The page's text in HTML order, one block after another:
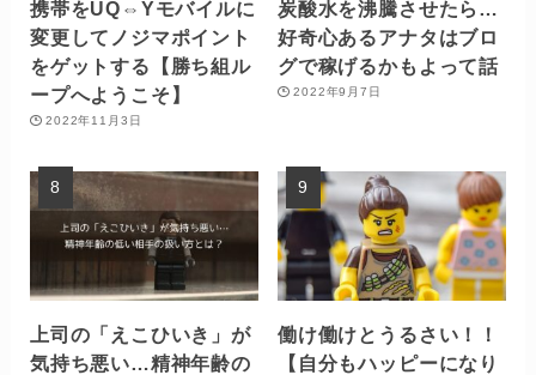
携帯をUQ⇔Yモバイルに
変更してノジマポイント
をゲットする【勝ち組ル
ープへようこそ】
2022年11月3日
炭酸水を沸騰させたら…
好奇心あるアナタはブロ
グで稼げるかもよって話
2022年9月7日
上司の「えこひいき」が
気持ち悪い…精神年齢の
働け働けとうるさい！！
【自分もハッピーになり